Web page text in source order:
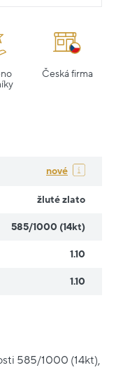
Česká firma
585/1000 (14kt),
nové
žluté zlato
585/1000 (14kt)
1.10
1.10